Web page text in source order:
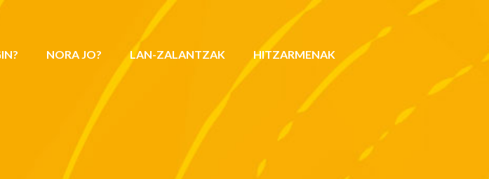
NORA JO? LAN-ZALANTZAK HITZARMENAK